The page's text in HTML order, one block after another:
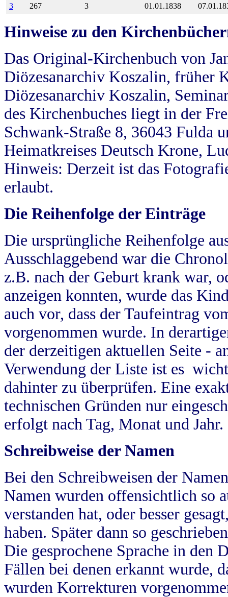
3
267 3 01.01.1838
Hinweise zu den
Das Original-Kirchenbuch von
Diözesanarchiv Koszalin, früher
Diözesanarchiv Koszalin,
des Kirchenbuches liegt in der
Schwank-Straße 8, 36043 Fulda
Heimatkreises Deutsch Krone,
Hinweis: Derzeit ist das
erlaubt.
Die Reihenfolge der Einträge
Die ursprüngliche Reihenfolge
Ausschlaggebend war die
z.B. nach der Geburt krank war,
anzeigen konnten, wurde das
auch vor, dass der Taufeintrag
vorgenommen wurde. In
der derzeitigen aktuellen Seite -
Verwendung der Liste ist es
dahinter zu überprüfen. Eine
technischen Gründen nur
erfolgt nach Tag, Monat und Jahr.
Schreibweise der Namen
Bei den Schreibweisen der
Namen wurden offensichtlich so
verstanden hat, oder besser
haben. Später dann so
Die gesprochene Sprache in
Fällen bei denen erkannt wurde,
wurden Korrekturen